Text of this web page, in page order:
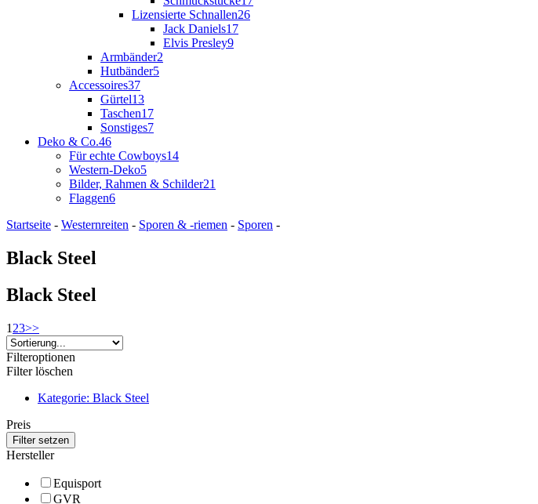
Lizensierte Schnallen26
Jack Daniels17
Elvis Presley9
Armbänder2
Hutbänder5
Accessoires37
Gürtel13
Taschen17
Sonstiges7
Deko & Co.46
Für echte Cowboys14
Western-Deko5
Bilder, Rahmen & Schilder21
Flaggen6
Startseite - Westernreiten - Sporen & -riemen - Sporen -
Black Steel
Black Steel
1 23>>
Filteroptionen
Filter löschen
Kategorie: Black Steel
Preis
Hersteller
Equisport
GVR